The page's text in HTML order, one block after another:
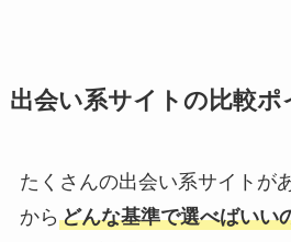
出会い系サイトの比較ポ
たくさんの出会い系サイトが
から どんな基準で選べばいい